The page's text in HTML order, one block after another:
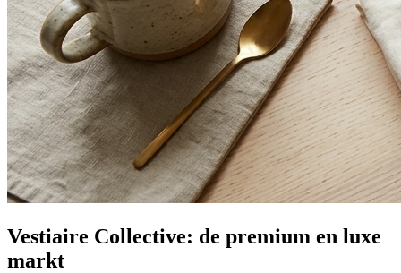
Vestiaire Collective: de premium en luxe
markt